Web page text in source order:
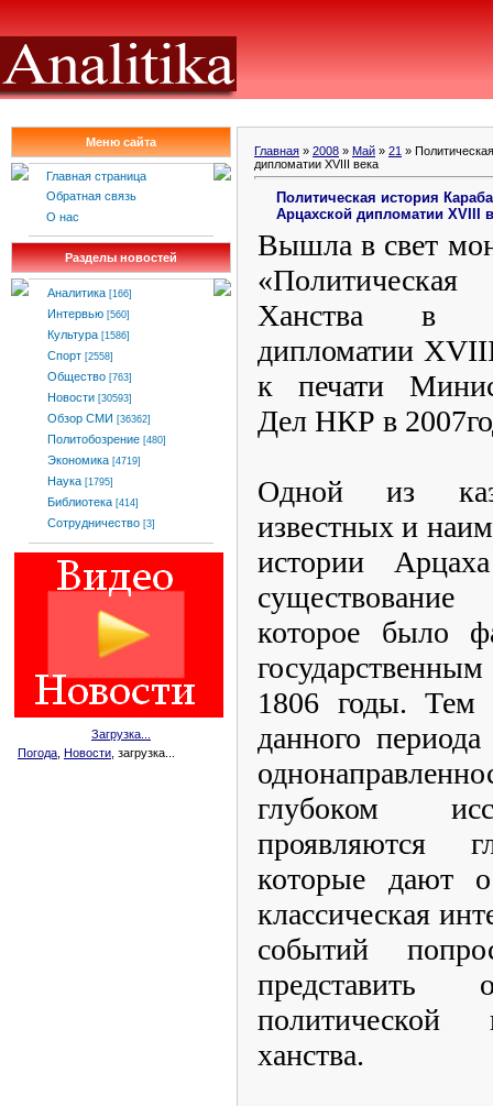
Меню сайта
Главная страница
Обратная связь
О нас
Разделы новостей
Аналитика [166]
Интервью [560]
Культура [1586]
Спорт [2558]
Общество [763]
Новости [30593]
Обзор СМИ [36362]
Политобозрение [480]
Экономика [4719]
Наука [1795]
Библиотека [414]
Сотрудничество [3]
Загрузка...
Погода Новости , загрузка...
Главная » 2008 » Май » 21 »
дипломатии XVIII века
Политическая история
Арцахской дипломатии XVIII
Вышла в свет
«Политическая
Ханства в
дипломатии
к печати
Дел НКР в
Одной из
известных и
истории
существование
которое было
1806 годы. Тем
данного
глубоком
проявляются
которые дают
классическая
событий
представить
политической
ханства.